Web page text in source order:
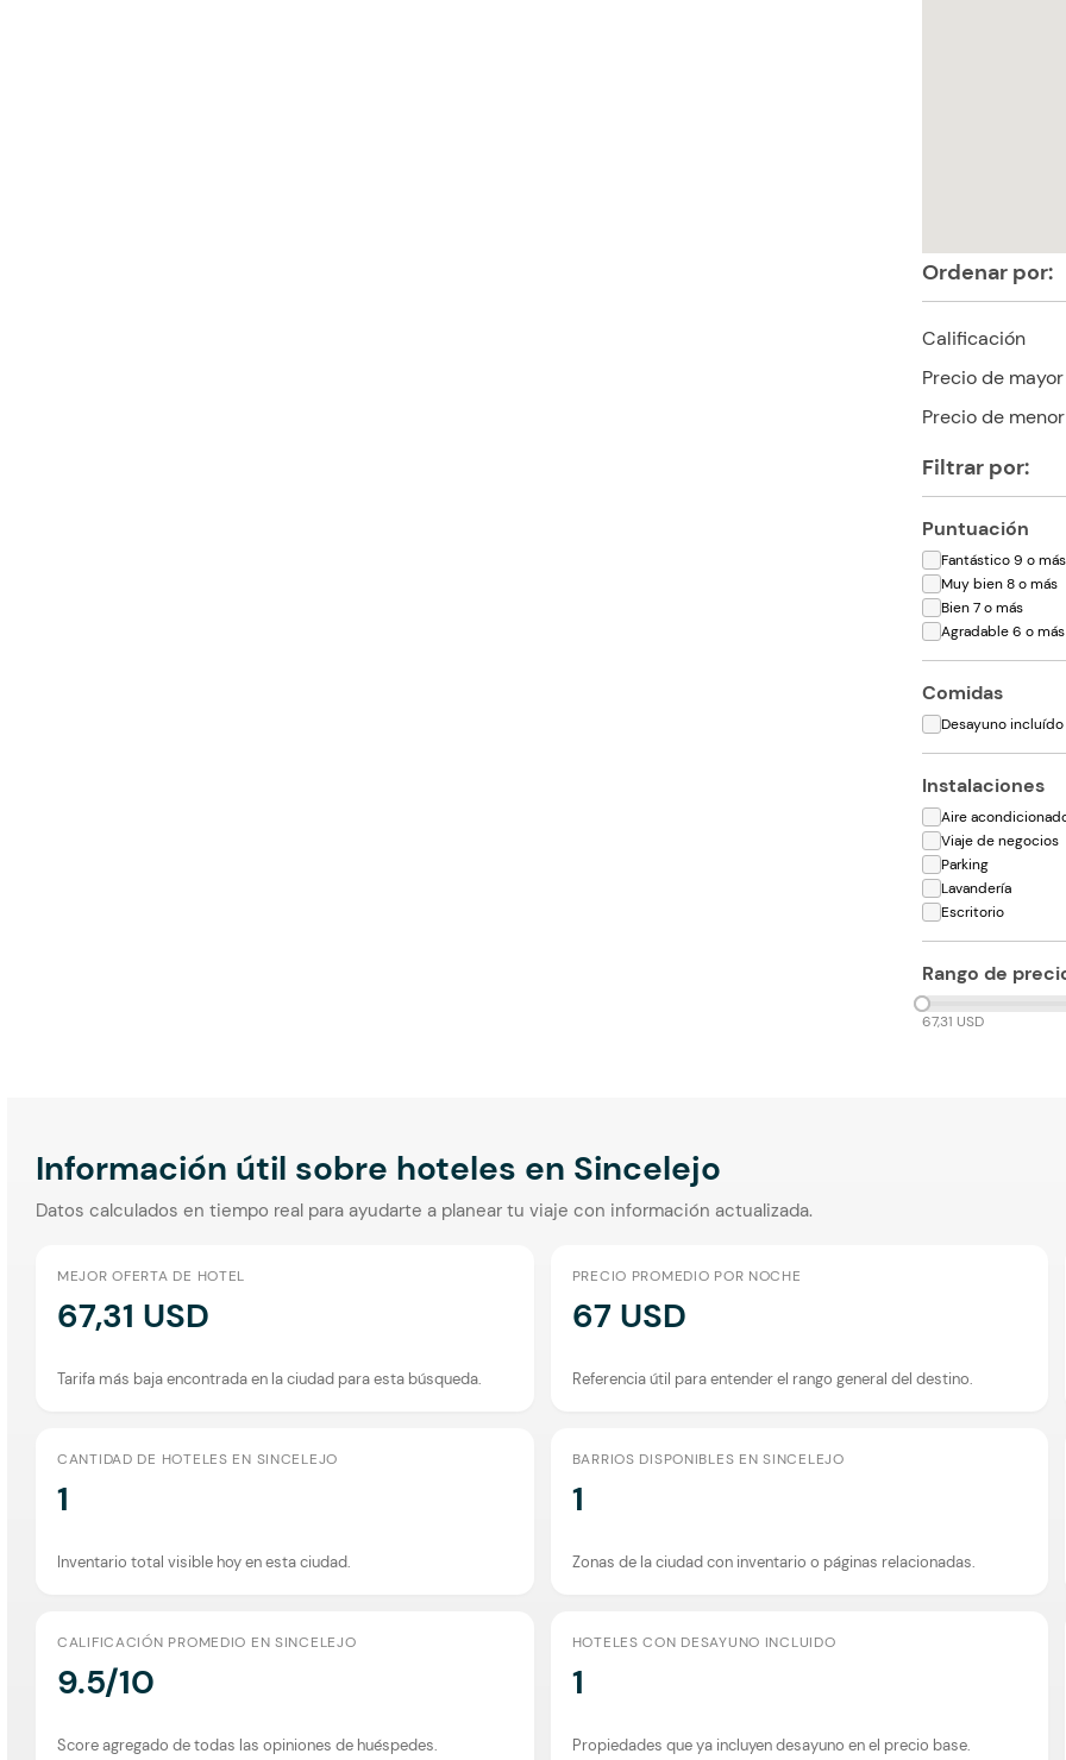
Ordenar por:
Calificación
Precio de
Precio de
Filtrar por:
Puntuación
Fantástico 9 o más
Muy bien 8 o más
Bien 7 o más
Agradable 6 o más
Comidas
Desayuno incluído
Instalaciones
Aire
Viaje de negocios
Parking
Lavandería
Escritorio
Rango de
67,31 USD
Información útil sobre hoteles en Sincelejo
Datos calculados en tiempo real para ayudarte a planear tu viaje con información actualizada.
MEJOR OFERTA DE HOTEL
67,31 USD
Tarifa más baja encontrada en la ciudad para esta búsqueda.
PRECIO PROMEDIO POR NOCHE
67 USD
Referencia útil para entender el rango general del destino.
CANTIDAD DE HOTELES EN SINCELEJO
1
Inventario total visible hoy en esta ciudad.
BARRIOS DISPONIBLES EN SINCELEJO
1
Zonas de la ciudad con inventario o páginas relacionadas.
CALIFICACIÓN PROMEDIO EN SINCELEJO
9.5/10
Score agregado de todas las opiniones de huéspedes.
HOTELES CON DESAYUNO INCLUIDO
1
Propiedades que ya incluyen desayuno en el precio base.